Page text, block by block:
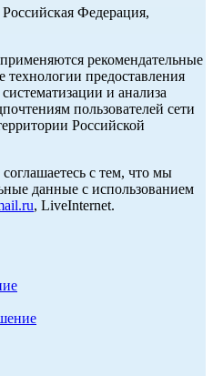
Федерация,
рекомендательные
предоставления
и анализа
пользователей сети
Российской
с тем, что мы
данные с использованием
, LiveInternet.